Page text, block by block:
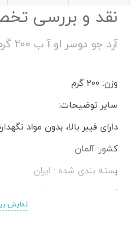
نقد و بررسی
آرد جو دوسر او آ ب 200 گرم
وزن: 200 گرم
سایر توضیحات:
دارای فیبر بالا، بدون مواد
کشور: آلمان
بسته بندی شده : ایران
ارزش غذایی در 30 گرم:
نمایش